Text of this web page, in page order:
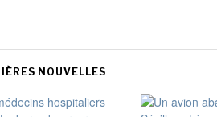
NOUVELLES